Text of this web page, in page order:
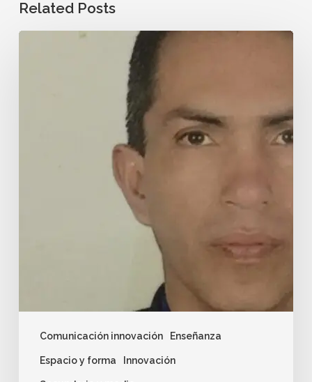
Related Posts
Comunicación innovación Enseñanza
Espacio y forma Innovación